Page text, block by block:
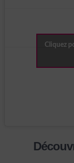
Cliquez